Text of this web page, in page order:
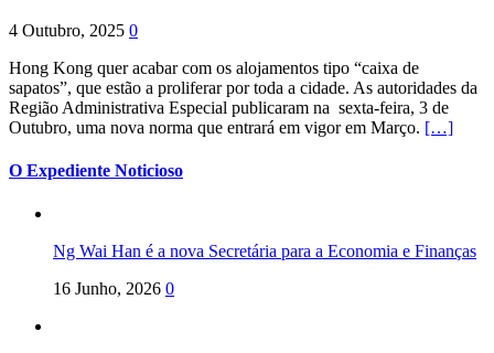
4 Outubro, 2025 0
Hong Kong quer acabar com os alojamentos tipo “caixa de
sapatos”, que estão a proliferar por toda a cidade. As autoridades da
Região Administrativa Especial publicaram na sexta-feira, 3 de
Outubro, uma nova norma que entrará em vigor em Março. […]
O Expediente Noticioso
Ng Wai Han é a nova Secretária para a Economia e Finanças
16 Junho, 2026 0